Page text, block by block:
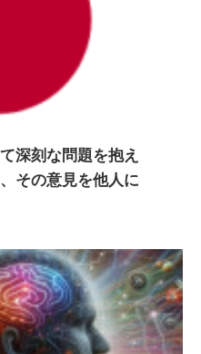
深刻な問題を抱え
その意見を他人に